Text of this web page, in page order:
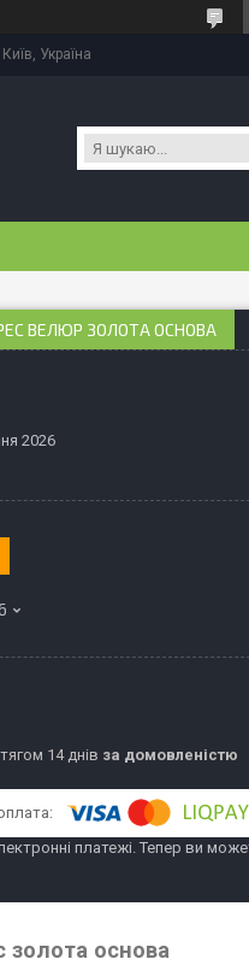
Київ, Україна
ВЕЛЮР ЗОЛОТА ОСНОВА
2026
14 днів за домовленістю
платежі. Тепер ви
золота основа